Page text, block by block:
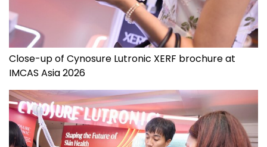
Close-up of Cynosure Lutronic XERF brochure at
IMCAS Asia 2026